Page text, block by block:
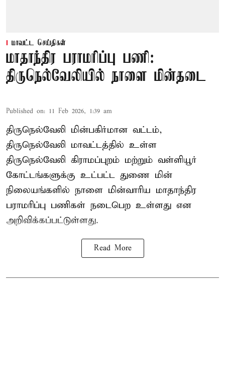
மாவட்ட செய்திகள்
மாதாந்திர பராமரிப்பு பணி:
திருநெல்வேலியில் நாளை மின்தடை
Published on: 11 Feb 2026, 1:39 am
திருநெல்வேலி மின்பகிர்மான வட்டம்,
திருநெல்வேலி மாவட்டத்தில் உள்ள
திருநெல்வேலி கிராமப்புறம் மற்றும் வள்ளியூர்
கோட்டங்களுக்கு உட்பட்ட துணை மின்
நிலையங்களில் நாளை மின்வாரிய மாதாந்திர
பராமரிப்பு பணிகள் நடைபெற உள்ளது என
அறிவிக்கப்பட்டுள்ளது.
Read More